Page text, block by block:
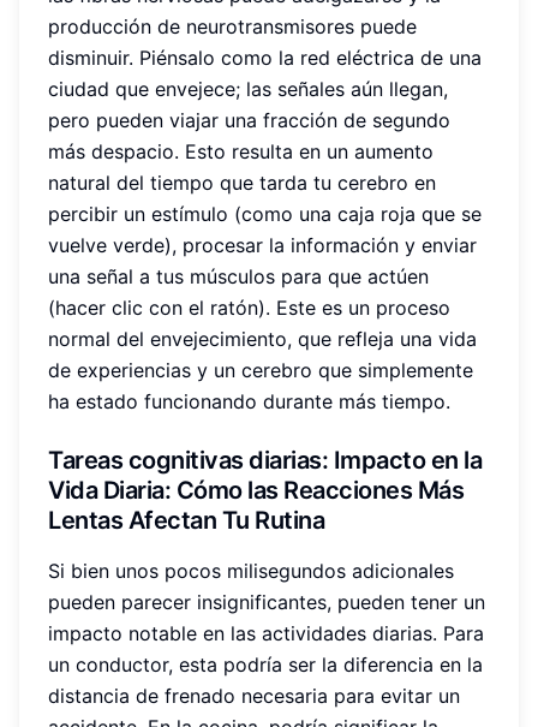
producción de neurotransmisores puede
disminuir. Piénsalo como la red eléctrica de una
ciudad que envejece; las señales aún llegan,
pero pueden viajar una fracción de segundo
más despacio. Esto resulta en un aumento
natural del tiempo que tarda tu cerebro en
percibir un estímulo (como una caja roja que se
vuelve verde), procesar la información y enviar
una señal a tus músculos para que actúen
(hacer clic con el ratón). Este es un proceso
normal del envejecimiento, que refleja una vida
de experiencias y un cerebro que simplemente
ha estado funcionando durante más tiempo.
Tareas cognitivas diarias: Impacto en la
Vida Diaria: Cómo las Reacciones Más
Lentas Afectan Tu Rutina
Si bien unos pocos milisegundos adicionales
pueden parecer insignificantes, pueden tener un
impacto notable en las actividades diarias. Para
un conductor, esta podría ser la diferencia en la
distancia de frenado necesaria para evitar un